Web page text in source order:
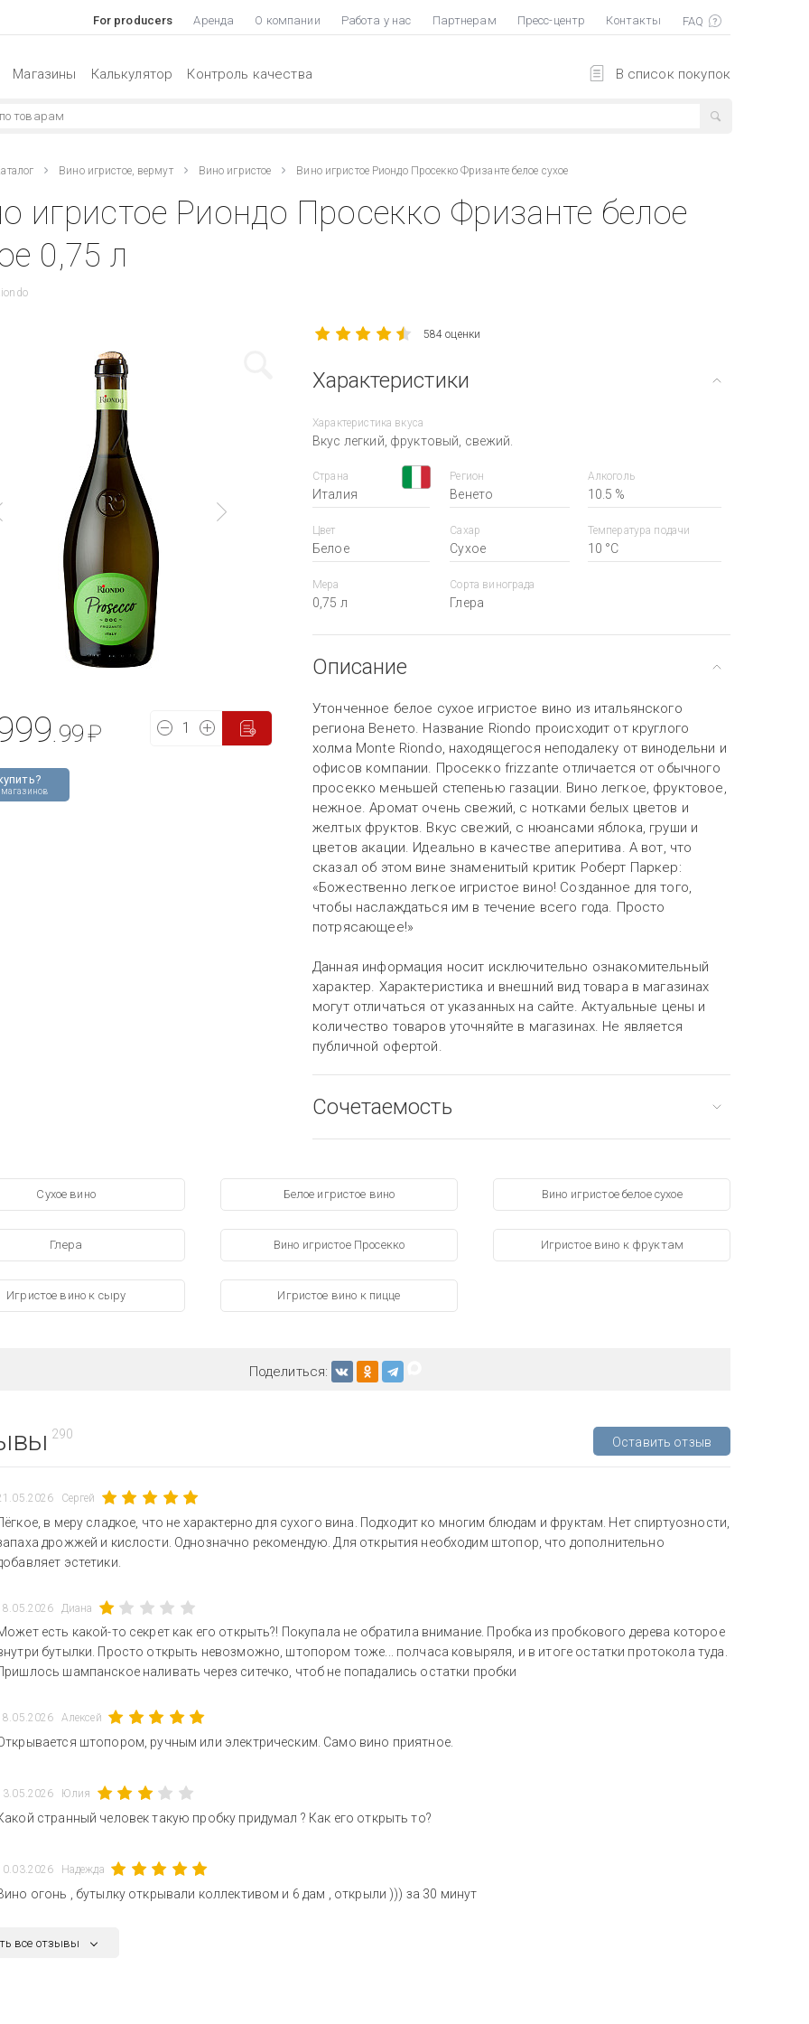
For producers Аренда О компании Работа у нас Партнерам Пресс-центр Контакты
В список покупок
Магазины Калькулятор Контроль качества
Вино игристое, вермут Вино игристое Вино игристое Риондо Просекко Фризанте белое сухое
игристое Риондо Просекко Фризанте белое
0,75 л
магазинов
.99₽
584 оценки
Характеристики
Характеристика вкуса
Вкус легкий, фруктовый, свежий.
Страна
Италия
Регион
Венето
Алкоголь
10.5 %
Цвет
Белое
Сахар
Сухое
Температура подачи
10 °С
Мера
0,75 л
Сорта винограда
Глера
Описание
Утонченное белое сухое игристое вино из итальянского
региона Венето. Название Riondo происходит от круглого
холма Monte Riondo, находящегося неподалеку от винодельни и
офисов компании. Просекко frizzante отличается от обычного
просекко меньшей степенью газации. Вино легкое, фруктовое,
нежное. Аромат очень свежий, с нотками белых цветов и
желтых фруктов. Вкус свежий, с нюансами яблока, груши и
цветов акации. Идеально в качестве аперитива. А вот, что
сказал об этом вине знаменитый критик Роберт Паркер:
«Божественно легкое игристое вино! Созданное для того,
чтобы наслаждаться им в течение всего года. Просто
потрясающее!»
Данная информация носит исключительно ознакомительный
характер. Характеристика и внешний вид товара в магазинах
могут отличаться от указанных на сайте. Актуальные цены и
количество товаров уточняйте в магазинах. Не является
публичной офертой.
Сочетаемость
Сухое вино Белое игристое вино Вино игристое белое сухое
Глера Вино игристое Просекко Игристое вино к фруктам
Игристое вино к сыру Игристое вино к пицце
Поделиться:
290
Оставить отзыв
Сергей
в меру сладкое, что не характерно для сухого вина. Подходит ко многим блюдам и фруктам. Нет спиртуозности,
дрожжей и кислости. Однозначно рекомендую. Для открытия необходим штопор, что дополнительно
эстетики.
Диана
есть какой-то секрет как его открыть?! Покупала не обратила внимание. Пробка из пробкового дерева которое
бутылки. Просто открыть невозможно, штопором тоже... полчаса ковыряля, и в итоге остатки протокола туда.
шампанское наливать через ситечко, чтоб не попадались остатки пробки
Алексей
штопором, ручным или электрическим. Само вино приятное.
Юлия
странный человек такую пробку придумал ? Как его открыть то?
Надежда
огонь , бутылку открывали коллективом и 6 дам , открыли ))) за 30 минут
все отзывы